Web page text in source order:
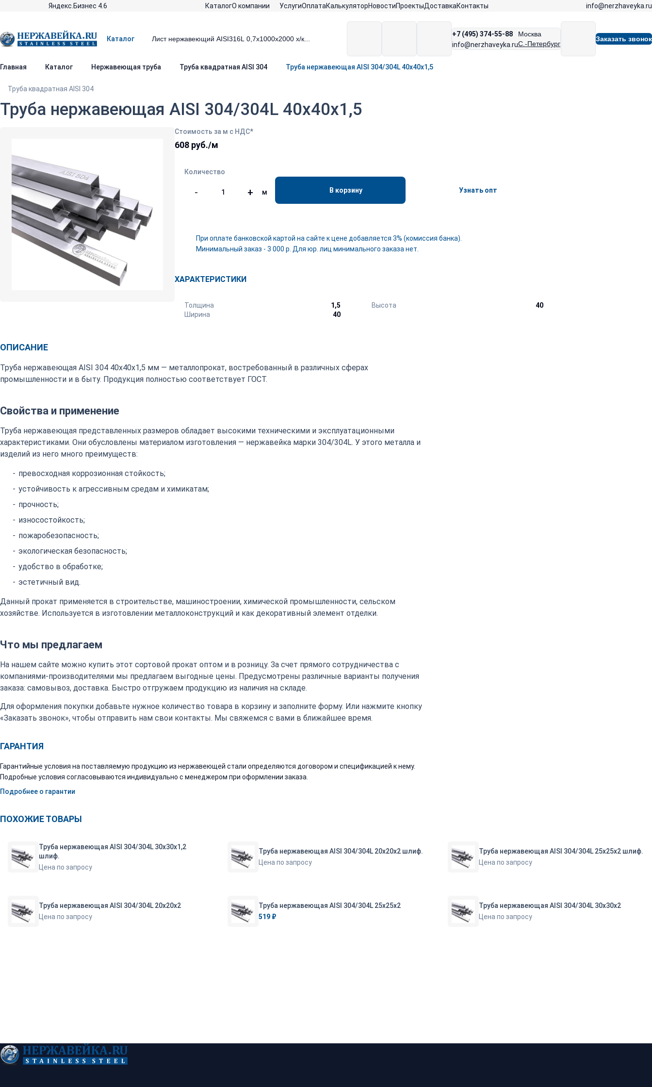
Яндекс.Бизнес 4.6 КаталогО компании УслугиОплатаКалькуляторНовостиПроектыДоставкаКонтакты info@nerzhaveyka.ru
Каталог
+7 (495) 374-55-88
info@nerzhaveyka.ru
Москва
С.-Петербург
Заказать звонок
Главная Каталог Нержавеющая труба Труба квадратная AISI 304 Труба нержавеющая AISI 304/304L 40х40х1,5
Труба квадратная AISI 304
Труба нержавеющая AISI 304/304L 40х40х1,5
Стоимость за м с НДС*
608 руб./м
Количество
- + м В корзину Узнать опт
При оплате банковской картой на сайте к цене добавляется 3% (комиссия банка).
Минимальный заказ - 3 000 р. Для юр. лиц минимального заказа нет.
ХАРАКТЕРИСТИКИ
Толщина
1,5
Ширина
40
Высота 40
ОПИСАНИЕ
Труба нержавеющая AISI 304 40х40х1,5 мм — металлопрокат, востребованный в различных сферах
промышленности и в быту. Продукция полностью соответствует ГОСТ.
Свойства и применение
Труба нержавеющая представленных размеров обладает высокими техническими и эксплуатационными
характеристиками. Они обусловлены материалом изготовления — нержавейка марки 304/304L. У этого металла и
изделий из него много преимуществ:
превосходная коррозионная стойкость;
устойчивость к агрессивным средам и химикатам;
прочность;
износостойкость;
пожаробезопасность;
экологическая безопасность;
удобство в обработке;
эстетичный вид.
Данный прокат применяется в строительстве, машиностроении, химической промышленности, сельском
хозяйстве. Используется в изготовлении металлоконструкций и как декоративный элемент отделки.
Что мы предлагаем
На нашем сайте можно купить этот сортовой прокат оптом и в розницу. За счет прямого сотрудничества с
компаниями-производителями мы предлагаем выгодные цены. Предусмотрены различные варианты получения
заказа: самовывоз, доставка. Быстро отгружаем продукцию из наличия на складе.
Для оформления покупки добавьте нужное количество товара в корзину и заполните форму. Или нажмите кнопку
«Заказать звонок», чтобы отправить нам свои контакты. Мы свяжемся с вами в ближайшее время.
ГАРАНТИЯ
Гарантийные условия на поставляемую продукцию из нержавеющей стали определяются договором и спецификацией к нему.
Подробные условия согласовываются индивидуально с менеджером при оформлении заказа.
Подробнее о гарантии
ПОХОЖИЕ ТОВАРЫ
Труба нержавеющая AISI 304/304L 30х30х1,2
шлиф.
Цена по запросу
Труба нержавеющая AISI 304/304L 20х20х2 шлиф.
Цена по запросу
Труба нержавеющая AISI 304/304L 25х25х2 шлиф.
Цена по запросу
Труба нержавеющая AISI 304/304L 20х20х2
Цена по запросу
Труба нержавеющая AISI 304/304L 25х25х2
519 ₽
Труба нержавеющая AISI 304/304L 30х30х2
Цена по запросу